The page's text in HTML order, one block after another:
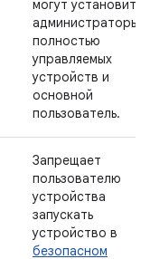
могут установить
администраторы
полностью
управляемых
устройств и
основной
пользователь.
Запрещает
пользователю
устройства
запускать
устройство в
безопасном